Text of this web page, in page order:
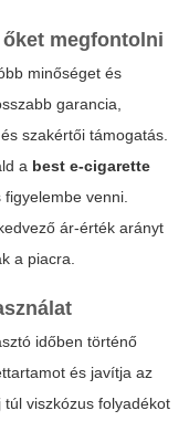
megfontolni
minőséget és
garancia,
szakértői támogatás.
a best e-cigarette
venni.
ár-érték arányt
a piacra.
időben történő
és javítja az
viszkózus folyadékot